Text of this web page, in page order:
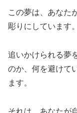
この夢は、あなた
彫りにしています。
追いかけられる夢
のか、何を避けて
ます。
それは、あなたが